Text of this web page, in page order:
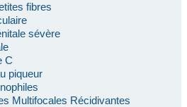
fibres
sévère
C
piqueur
Multifocales Récidivantes